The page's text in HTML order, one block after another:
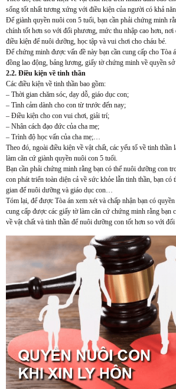
sống tốt nhất tương xứng với điều kiện của người có khả
Để giành quyền nuôi con 5 tuổi, bạn cần phải chứng minh
chính tốt hơn so với đối phương, mức thu nhập cao hơn, nơi
điều kiện để nuôi dưỡng, học tập và vui chơi cho cháu bé.
Để chứng minh được vấn đề này bạn cần cung cấp cho Tòa
đồng lao động, bảng lương, giấy tờ chứng minh về quyền
2.2. Điều kiện về tinh thần
Các điều kiện về tinh thần bao gồm:
– Thời gian chăm sóc, dạy dỗ, giáo dục con;
– Tình cảm dành cho con từ trước đến nay;
– Điều kiện cho con vui chơi, giải trí;
– Nhân cách đạo đức của cha mẹ;
– Trình độ học vấn của cha mẹ;…
Theo đó, ngoài điều kiện về vật chất, các yếu tố về tinh thần
làm căn cứ giành quyền nuôi con 5 tuổi.
Bạn cần phải chứng minh rằng bạn có thể nuôi dưỡng con
con phát triển toàn diện cả về sức khỏe lẫn tinh thần, bạn có
gian để nuôi dưỡng và giáo dục con…
Tóm lại, để được Tòa án xem xét và chấp nhận bạn có
cung cấp được các giấy tờ làm căn cứ chứng minh rằng bạn
về vật chất và tinh thần để nuôi dưỡng con tốt hơn so với đối